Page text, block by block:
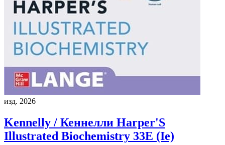
изд. 2026
Kennelly / Кеннелли Harper'S
Illustrated Biochemistry 33E (Ie)